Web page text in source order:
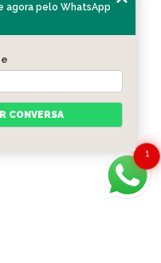
1
agora pelo WhatsApp
CONVERSA